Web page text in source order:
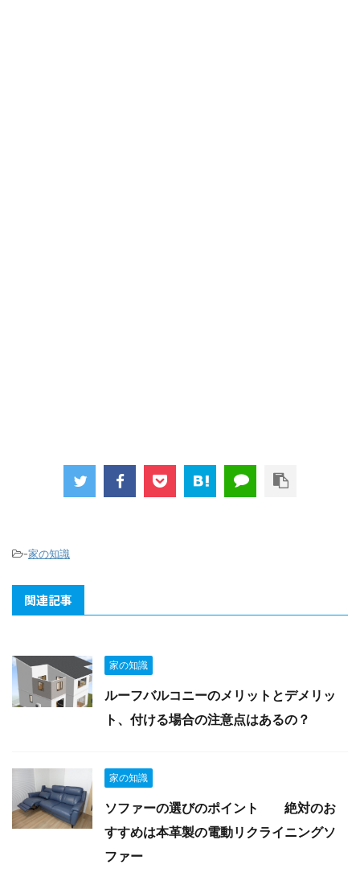
-家の知識
関連記事
家の知識
ルーフバルコニーのメリットとデメリッ
ト、付ける場合の注意点はあるの？
家の知識
ソファーの選びのポイント 絶対のお
すすめは本革製の電動リクライニングソ
ファー